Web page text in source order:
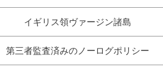
イギリス領ヴァージン諸島
第三者監査済みのノーログポリシー